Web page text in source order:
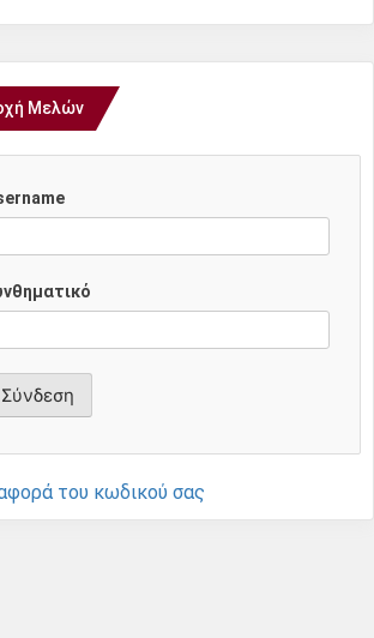
Μελών
του κωδικού σας